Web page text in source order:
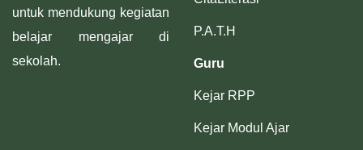
untuk mendukung kegiatan
belajar mengajar di
sekolah.
P.A.T.H
Guru
Kejar RPP
Kejar Modul Ajar